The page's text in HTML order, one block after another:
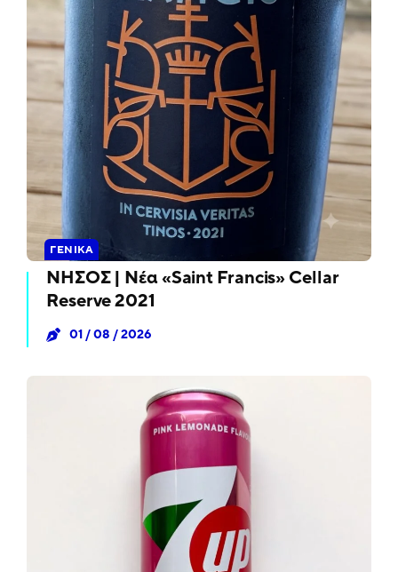
ΓΕΝΙΚΆ
ΝΗΣΟΣ | Νέα «Saint Francis» Cellar
Reserve 2021
01 / 08 / 2026